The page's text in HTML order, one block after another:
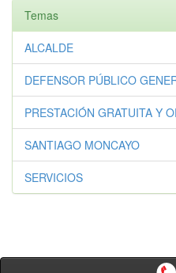
Temas
ALCALDE
DEFENSOR PÚBLICO
PRESTACIÓN GRATUITA Y
SANTIAGO MONCAYO
SERVICIOS